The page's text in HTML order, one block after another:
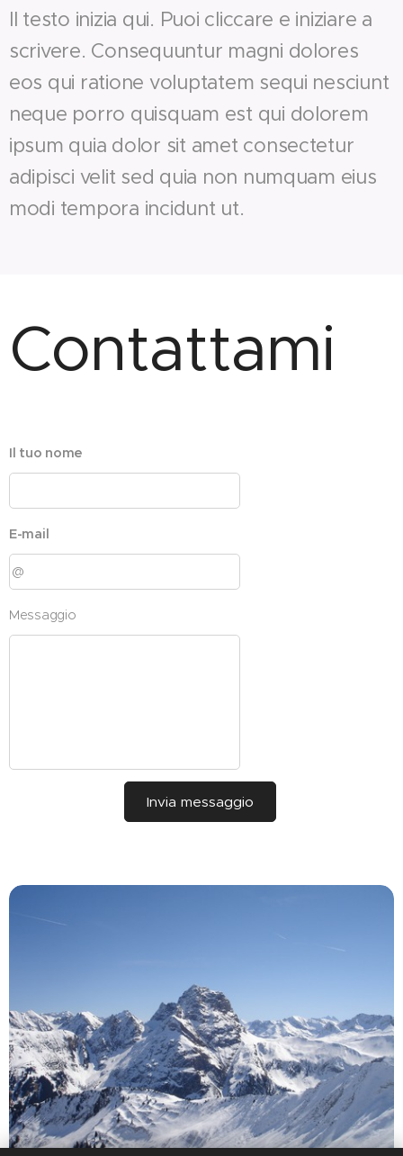
Il testo inizia qui. Puoi cliccare e iniziare a
scrivere. Consequuntur magni dolores
eos qui ratione voluptatem sequi nesciunt
neque porro quisquam est qui dolorem
ipsum quia dolor sit amet consectetur
adipisci velit sed quia non numquam eius
modi tempora incidunt ut.
Contattami
Il tuo nome
E-mail
Messaggio
Invia messaggio